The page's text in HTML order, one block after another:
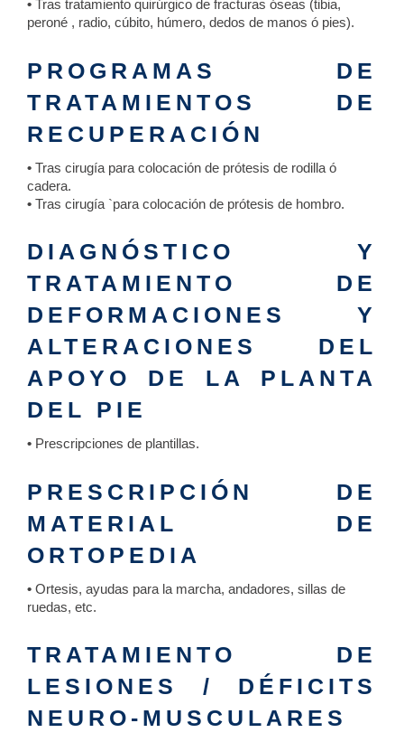
• Tras tratamiento quirúrgico de fracturas óseas (tibia,
peroné , radio, cúbito, húmero, dedos de manos ó pies).
PROGRAMAS DE
TRATAMIENTOS DE
RECUPERACIÓN
• Tras cirugía para colocación de prótesis de rodilla ó
cadera.
• Tras cirugía `para colocación de prótesis de hombro.
DIAGNÓSTICO Y
TRATAMIENTO DE
DEFORMACIONES Y
ALTERACIONES DEL
APOYO DE LA PLANTA
DEL PIE
• Prescripciones de plantillas.
PRESCRIPCIÓN DE
MATERIAL DE
ORTOPEDIA
• Ortesis, ayudas para la marcha, andadores, sillas de
ruedas, etc.
TRATAMIENTO DE
LESIONES / DÉFICITS
NEURO-MUSCULARES